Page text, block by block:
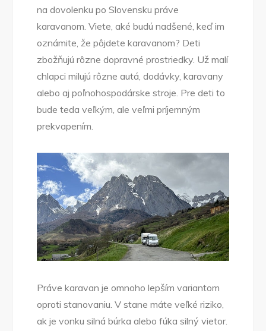
na dovolenku po Slovensku práve
karavanom. Viete, aké budú nadšené, keď im
oznámite, že pôjdete karavanom? Deti
zbožňujú rôzne dopravné prostriedky. Už malí
chlapci milujú rôzne autá, dodávky, karavany
alebo aj poľnohospodárske stroje. Pre deti to
bude teda veľkým, ale veľmi príjemným
prekvapením.
Práve karavan je omnoho lepším variantom
oproti stanovaniu. V stane máte veľké riziko,
ak je vonku silná búrka alebo fúka silný vietor.